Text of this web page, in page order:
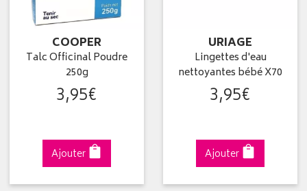
COOPER
Talc Officinal Poudre
250g
3,95€
Ajouter
URIAGE
Lingettes d'eau
nettoyantes bébé X70
3,95€
Ajouter